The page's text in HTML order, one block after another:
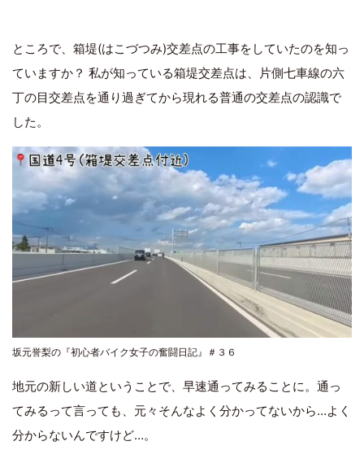
ところで、箱堤(はこづつみ)交差点の工事をしていたのを知っ
ていますか？ 私が知っている箱堤交差点は、片側七車線の六
丁の目交差点を通り過ぎてから現れる普通の交差点の認識で
した。
坂元誉梨の『初心者バイク女子の奮闘日記』＃３６
地元の新しい道ということで、早速通ってみることに。通っ
てみるって言っても、元々そんなよく分かってないから…よく
分からないんですけど…。